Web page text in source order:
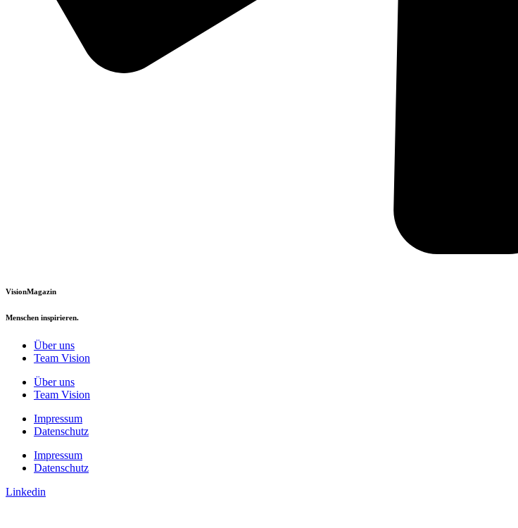
VisionMagazin
Menschen inspirieren.
Über uns
Team Vision
Über uns
Team Vision
Impressum
Datenschutz
Impressum
Datenschutz
Linkedin